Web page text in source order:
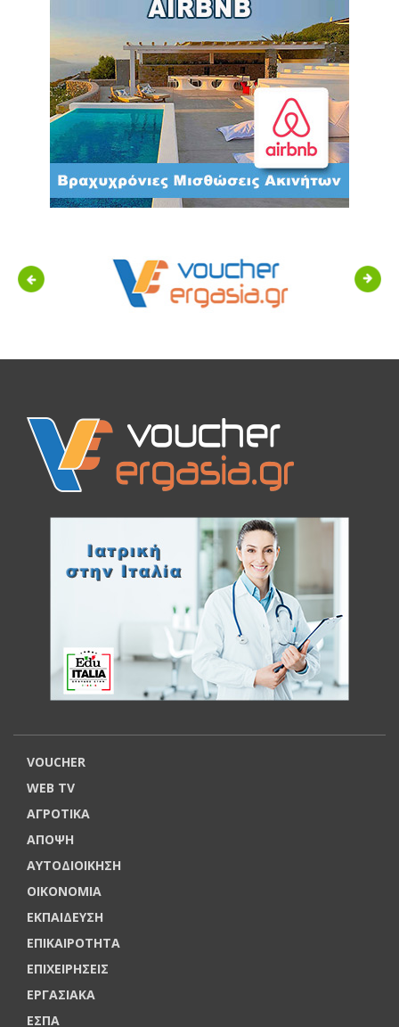
Previous Next
VOUCHER
WEB TV
ΑΓΡΟΤΙΚΑ
ΑΠΟΨΗ
ΑΥΤΟΔΙΟΙΚΗΣΗ
ΟΙΚΟΝΟΜΙΑ
ΕΚΠΑΙΔΕΥΣΗ
ΕΠΙΚΑΙΡΟΤΗΤΑ
ΕΠΙΧΕΙΡΗΣΕΙΣ
ΕΡΓΑΣΙΑΚΑ
ΕΣΠΑ